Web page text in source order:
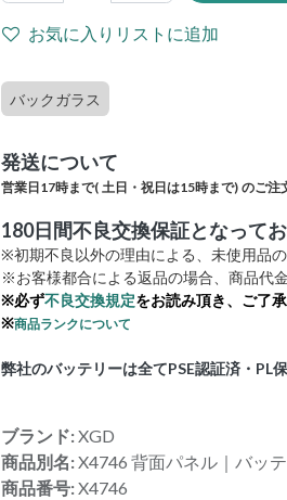
お気に入りリストに追加
バックガラス
発送について
営業日17時まで( 土日・祝日は15時まで) のご注
180日間不良交換保証となって
※初期不良以外の理由による、未使用品
※お客様都合による返品の場合、商品代
※必ず不良交換規定をお読み頂き、ご了
※商品ランクについて
弊社のバッテリーは全てPSE認証済・PL
ブランド:XGD
商品別名:X4746 背面パネル｜バッ
商品番号:X4746